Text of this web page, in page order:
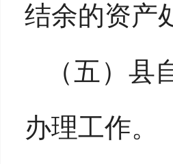
结余的资产
（五）
办理工作。